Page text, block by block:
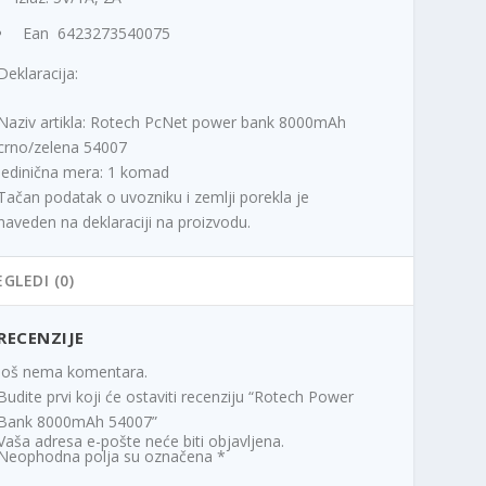
D
.
Ean 6423273540075
artikla: Rotech PcNet power bank 8000mAh
zelena 54007
mera: 1 komad
podatak o uvozniku i zemlji porekla je
na deklaraciji na proizvodu.
(0)
nema komentara.
prvi koji će ostaviti recenziju “Rotech Power
8000mAh 54007”
adresa e-pošte neće biti objavljena.
polja su označena*